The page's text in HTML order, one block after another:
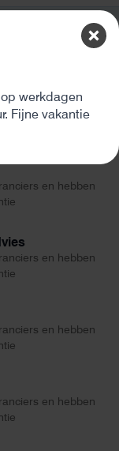
en hebben
en hebben
en hebben
en hebben
werkdagen
Fijne vakantie